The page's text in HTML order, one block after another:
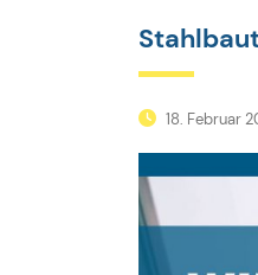
18. Februar